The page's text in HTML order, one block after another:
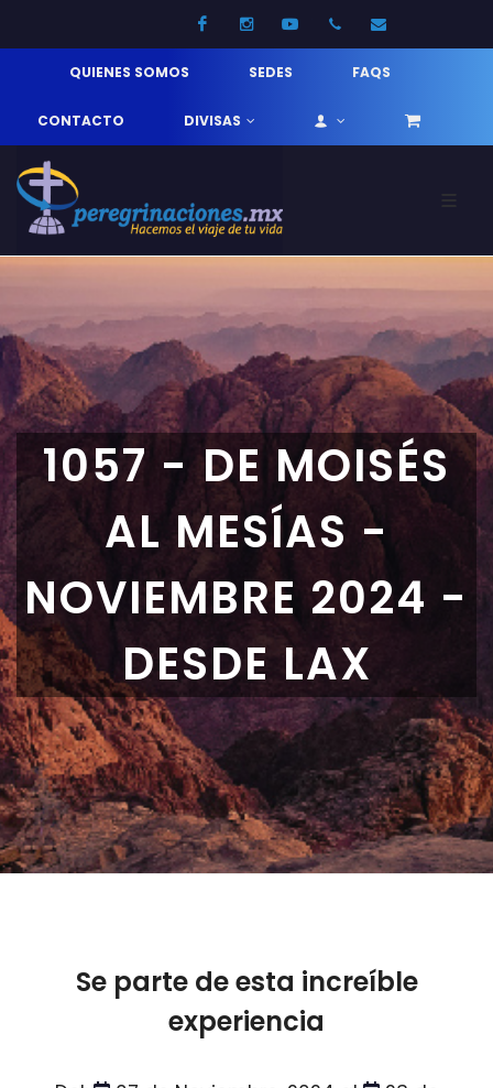
FacebookInstagramYoutube52 33 31210744
QUIENES SOMOS SEDES FAQS
CONTACTO DIVISAS
1057 - DE MOISÉS
AL MESÍAS -
NOVIEMBRE 2024 -
DESDE LAX
Se parte de esta increíble
experiencia